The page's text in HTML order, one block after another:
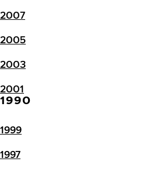
2007
2005
2003
2001
1990
1999
1997